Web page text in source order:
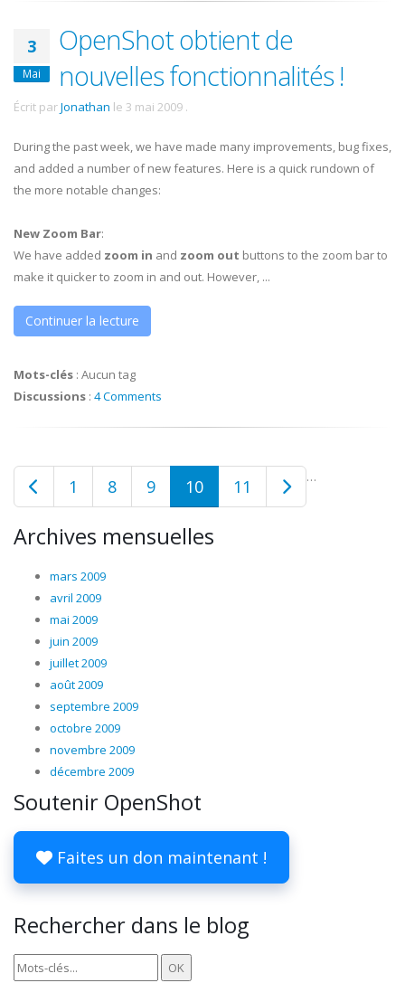
3
Mai
OpenShot obtient de
nouvelles fonctionnalités !
Écrit parJonathan le 3 mai 2009 .
During the past week, we have made many improvements, bug fixes,
and added a number of new features. Here is a quick rundown of
the more notable changes:
New Zoom Bar:
We have added zoom in and zoom out buttons to the zoom bar to
make it quicker to zoom in and out. However, ...
Continuer la lecture
Mots-clés : Aucun tag
Discussions : 4 Comments
1 …
8 9 10 11
Archives mensuelles
mars 2009
avril 2009
mai 2009
juin 2009
juillet 2009
août 2009
septembre 2009
octobre 2009
novembre 2009
décembre 2009
Soutenir OpenShot
Faites un don maintenant !
Rechercher dans le blog